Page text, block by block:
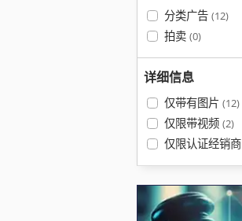
分类广告 (12)
拍卖 (0)
详细信息
仅带有图片 (12)
仅限带视频 (2)
仅限认证经销商